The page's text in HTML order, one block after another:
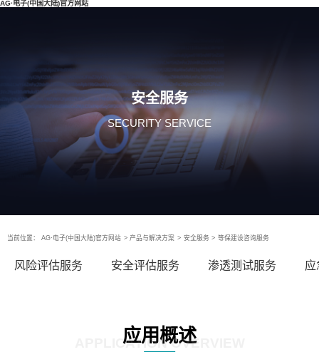
AG·电子(中国大陆)官方网站
安全服务
SECURITY SERVICE
当前位置： AG·电子(中国大陆)官方网站 > 产品与解决方案 > 安全服务 > 等保建设咨询服务
风险评估服务 安全评估服务 渗透测试服务 应
应用概述
APPLICATION OVERVIEW